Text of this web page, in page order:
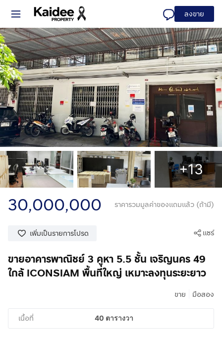
ลงขาย
+13
30,000,000 ราคารวมมูลค่าของแถมแล้ว (ถ้ามี)
เพิ่มเป็นรายการโปรด แชร์
ขายอาคารพาณิชย์ 3 คูหา 5.5 ชั้น เจริญนคร 49
ใกล้ ICONSIAM พื้นที่ใหญ่ เหมาะลงทุนระยะยาว
ขาย มือสอง
เนื้อที่ 40 ตารางวา